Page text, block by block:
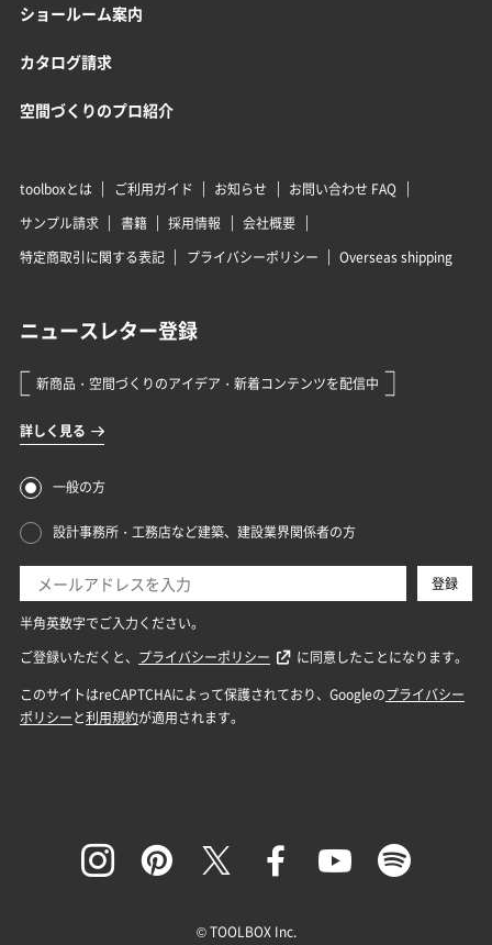
ショールーム案内
カタログ請求
空間づくりのプロ紹介
toolboxとは ご利用ガイド お知らせ
お問い合わせ FAQ
サンプル請求
書籍 採用情報
会社概要
特定商取引に関する表記
プライバシーポリシー Overseas shipping
© TOOLBOX Inc.